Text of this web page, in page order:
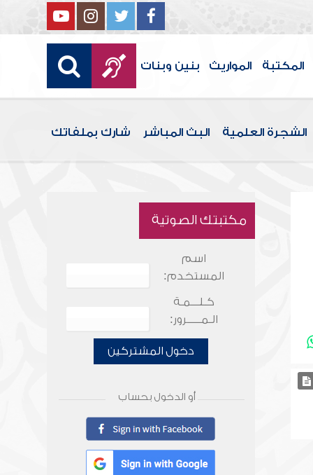
المكتبة المواريث بنين وبنات
الشجرة العلمية البث المباشر شارك بملفاتك
مكتبتك الصوتية
اسم
المستخدم:
كـلـــمـة
الـمـــــرور:
دخول المشتركين
أو الدخول بحساب